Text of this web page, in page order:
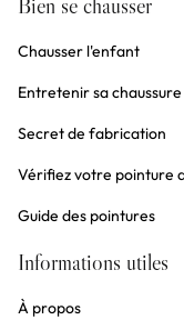
Bien se chausser
Chausser l'enfant
Entretenir sa chaussure
Secret de fabrication
Vérifiez votre pointure
Guide des pointures
Informations utiles
À propos